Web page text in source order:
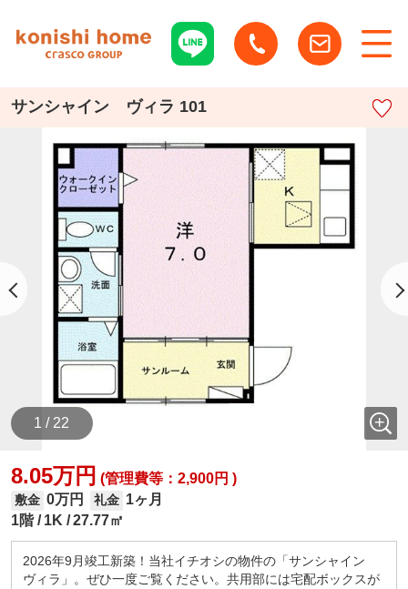
サンシャイン ヴィラ 101
1 / 22
8.05万円 (管理費等：2,900円 )
敷金 0万円 礼金 1ヶ月
1階
1K 27.77㎡
2026年9月竣工新築！当社イチオシの物件の「サンシャイン
ヴィラ」。ぜひ一度ご覧ください。共用部には宅配ボックスが